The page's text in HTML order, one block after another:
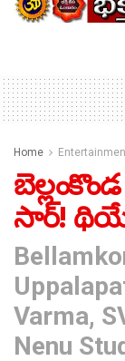
Home
సార్!
Varma,
Nenu